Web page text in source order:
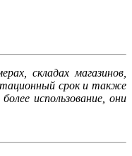
складах магазинов,
срок и также
использование, они